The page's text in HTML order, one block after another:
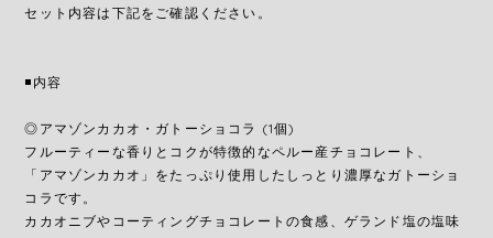
セット内容は下記をご確認ください。
◾️内容
◎アマゾンカカオ・ガトーショコラ (1個)
フルーティーな香りとコクが特徴的なペルー産チョコレート、
「アマゾンカカオ」をたっぷり使用したしっとり濃厚なガトーショ
コラです。
カカオニブやコーティングチョコレートの食感、ゲランド塩の塩味